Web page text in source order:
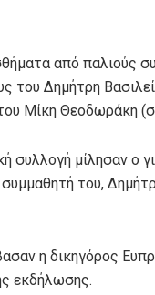
από παλιούς
του Δημήτρη
Μίκη Θεοδωράκη
συλλογή μίλησαν
του,
η δικηγόρος
εκδήλωσης.